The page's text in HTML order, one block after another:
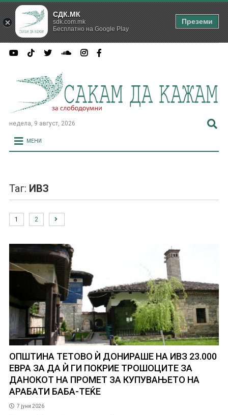
недела, 9 август, 2026
МЕНИ
Таг: ИВЗ
1 2
ОПШТИНА ТЕТОВО Ѝ ДОНИРАШЕ НА ИВЗ 23.000
ЕВРА ЗА ДА Ѝ ГИ ПОКРИЕ ТРОШОЦИТЕ ЗА
ДАНОКОТ НА ПРОМЕТ ЗА КУПУВАЊЕТО НА
АРАБАТИ БАБА-ТЕЌЕ
7 јуни 2026
СДК.МК
sdk.com.mk
Бесплатно на Google Play
Преземи